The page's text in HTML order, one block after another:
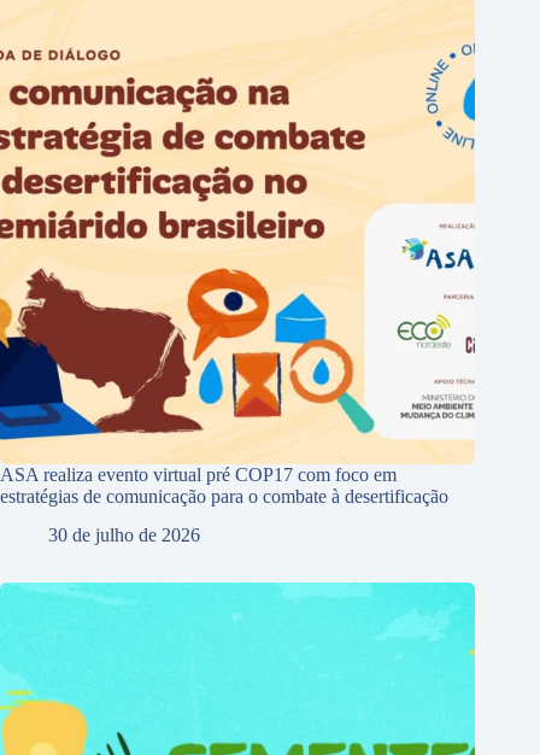
ASA realiza evento virtual pré COP17 com foco em
estratégias de comunicação para o combate à desertificação
30 de julho de 2026